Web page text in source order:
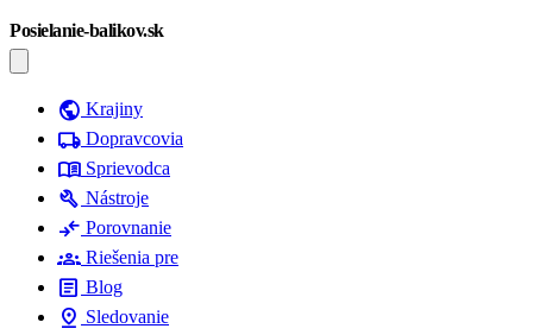
Posielanie-balikov.sk
public Krajiny
local_shipping Dopravcovia
menu_book Sprievodca
build Nástroje
compare_arrows Porovnanie
groups Riešenia pre
article Blog
pin_drop Sledovanie